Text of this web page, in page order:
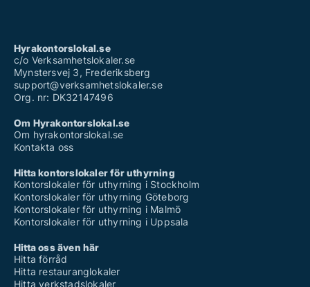
Hyrakontorslokal.se
c/o Verksamhetslokaler.se
Mynstersvej 3, Frederiksberg
support@verksamhetslokaler.se
Org. nr: DK32147496
Om Hyrakontorslokal.se
Om hyrakontorslokal.se
Kontakta oss
Hitta kontorslokaler för uthyrning
Kontorslokaler för uthyrning i Stockholm
Kontorslokaler för uthyrning Göteborg
Kontorslokaler för uthyrning i Malmö
Kontorslokaler för uthyrning i Uppsala
Hitta oss även här
Hitta förråd
Hitta restauranglokaler
Hitta verkstadslokaler